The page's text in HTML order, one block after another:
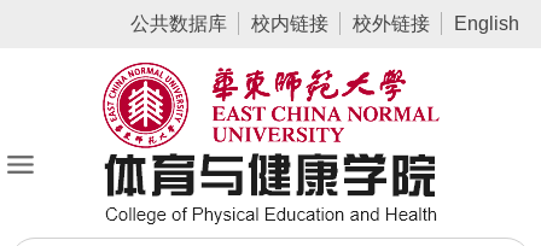
公共数据库 校内链接 校外链接 English